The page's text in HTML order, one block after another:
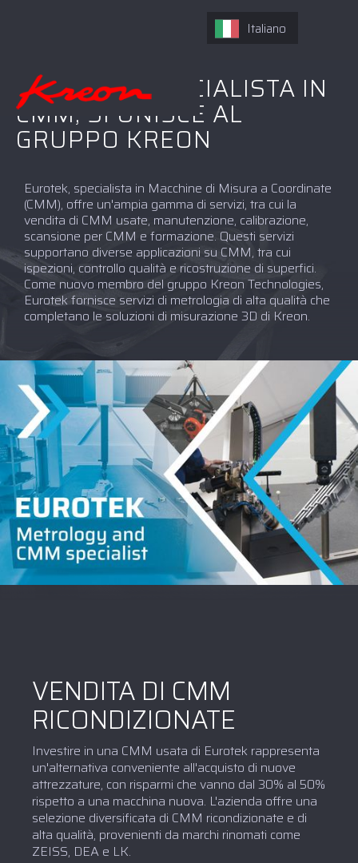
EUROTEK, SPECIALISTA IN
CMM, SI UNISCE AL
GRUPPO KREON
Eurotek, specialista in Macchine di Misura a Coordinate
(CMM), offre un'ampia gamma di servizi, tra cui la
vendita di CMM usate, manutenzione, calibrazione,
scansione per CMM e formazione. Questi servizi
supportano diverse applicazioni su CMM, tra cui
ispezioni, controllo qualità e ricostruzione di superfici.
Come nuovo membro del gruppo Kreon Technologies,
Eurotek fornisce servizi di metrologia di alta qualità che
completano le soluzioni di misurazione 3D di Kreon.
VENDITA DI CMM
RICONDIZIONATE
Investire in una CMM usata di Eurotek rappresenta
un'alternativa conveniente all'acquisto di nuove
attrezzature, con risparmi che vanno dal 30% al 50%
rispetto a una macchina nuova. L'azienda offre una
selezione diversificata di CMM ricondizionate e di
alta qualità, provenienti da marchi rinomati come
ZEISS, DEA e LK.
Italiano